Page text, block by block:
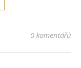
0 komentářů